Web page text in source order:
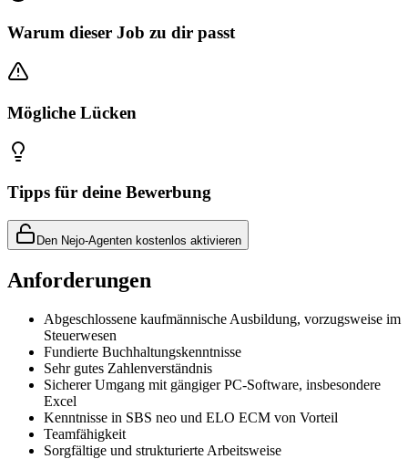
Warum dieser Job zu dir passt
Mögliche Lücken
Tipps für deine Bewerbung
Den Nejo-Agenten kostenlos aktivieren
Anforderungen
Abgeschlossene kaufmännische Ausbildung, vorzugsweise im
Steuerwesen
Fundierte Buchhaltungskenntnisse
Sehr gutes Zahlenverständnis
Sicherer Umgang mit gängiger PC-Software, insbesondere
Excel
Kenntnisse in SBS neo und ELO ECM von Vorteil
Teamfähigkeit
Sorgfältige und strukturierte Arbeitsweise